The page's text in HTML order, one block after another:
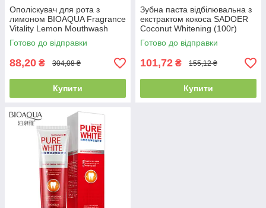
Ополіскувач для рота з
лимоном BIOAQUA Fragrance
Vitality Lemon Mouthwash
(10мл×20шт)
Готово до відправки
88,20 ₴ 304,08 ₴
Купити
Зубна паста відбілювальна з
екстрактом кокоса SADOER
Coconut Whitening (100г)
Готово до відправки
101,72 ₴ 155,12 ₴
Купити